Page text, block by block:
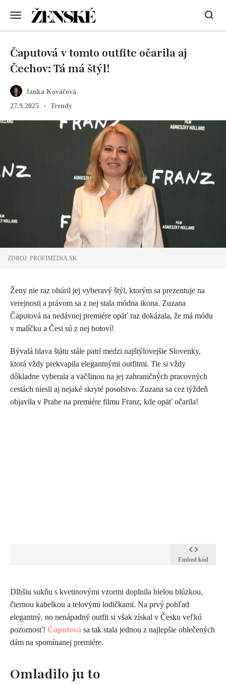
Janka Kováčová
27.9.2025
Trendy
Čaputová v tomto outfite očarila aj
Čechov: Tá má štýl!
ZDROJ: PROFIMEDIA.SK
Ženy nie raz ohúril jej vyberavý štýl, ktorým sa prezentuje na
verejnosti a právom sa z nej stala módna ikona. Zuzana
Čaputová na nedávnej premiére opäť raz dokázala, že má módu
v malíčku a Česi sú z nej hotoví!
Bývalá hlava štátu stále patrí medzi najštýlovejšie Slovenky,
ktorá vždy prekvapila elegantnými outfitmi. Tie si vždy
dôkladne vyberala a väčšinou na jej zahraničných pracovných
cestách niesli aj nejaké skryté posolstvo. Zuzana sa cez týždeň
objavila v Prahe na premiére filmu Franz, kde opäť očarila!
Embed kód
​Dlhšiu sukňu s kvetinovými vzormi doplnila bielou blúzkou,
čiernou kabelkou a telovými lodičkami. Na prvý pohľad
elegantný, no nenápadný outfit si však získal v Česku veľkú
pozornosť! Čaputová sa tak stala jednou z najlepšie oblečených
dám na spomínanej premiére.
Omladilo ju to